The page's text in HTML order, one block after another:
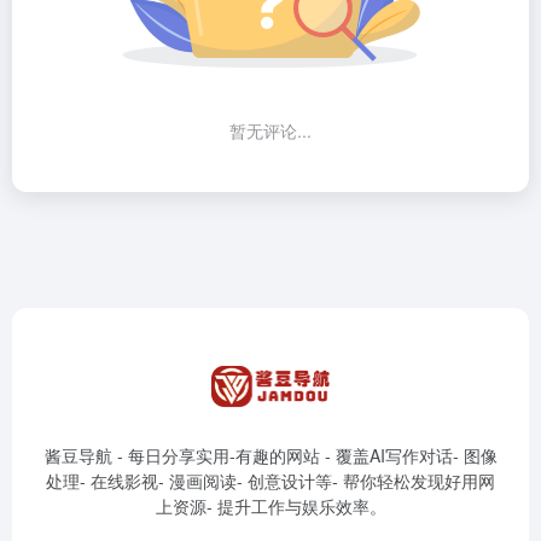
暂无评论...
酱豆导航 - 每日分享实用-有趣的网站 - 覆盖AI写作对话- 图像
处理- 在线影视- 漫画阅读- 创意设计等- 帮你轻松发现好用网
上资源- 提升工作与娱乐效率。